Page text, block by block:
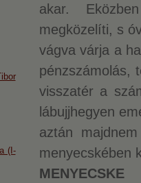
akar.
megközelíti, s
vágva várja a
pénzszámolás,
visszatér a
lábujjhegyen
aztán
menyecskében
MENYECSKE
(I-